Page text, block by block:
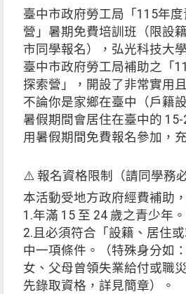
臺中市政府勞工局「115年
營」暑期免費培訓班（限設
市同學報名），弘光科技大
臺中市政府勞工局補助之「
探索營」，開設了非常實用
不論你是家鄉在臺中（戶籍
暑假期間會居住在臺中的 15-
用暑假期間免費報名參加，
⚠️ 報名資格限制（請同學務必
本活動受地方政府經費補助
1.年滿 15 至 24 歲之青少年。
2.且必須符合「設籍、居住
中一項條件。（特殊身分如
女、父母曾領失業給付或職
先錄取資格，詳見簡章）。